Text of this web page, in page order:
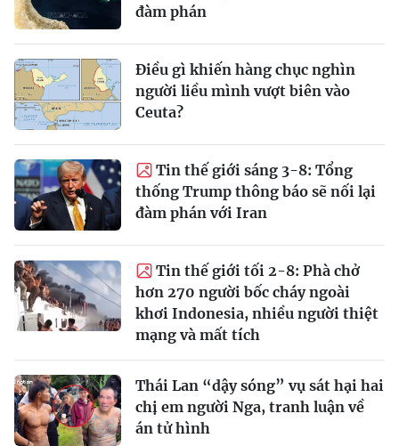
đàm phán
Điều gì khiến hàng chục nghìn
người liều mình vượt biên vào
Ceuta?
Tin thế giới sáng 3-8: Tổng
thống Trump thông báo sẽ nối lại
đàm phán với Iran
Tin thế giới tối 2-8: Phà chở
hơn 270 người bốc cháy ngoài
khơi Indonesia, nhiều người thiệt
mạng và mất tích
Thái Lan “dậy sóng” vụ sát hại hai
chị em người Nga, tranh luận về
án tử hình